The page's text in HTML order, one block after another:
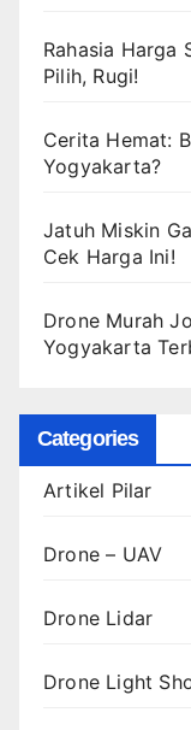
Rahasia Harga
Pilih, Rugi!
Cerita Hemat:
Yogyakarta?
Jatuh Miskin
Cek Harga Ini!
Drone Murah
Yogyakarta
Categories
Artikel Pilar
Drone – UAV
Drone Lidar
Drone Light